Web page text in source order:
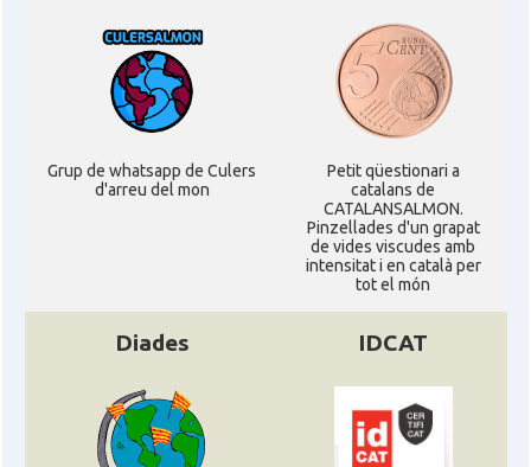
Grup de whatsapp de Culers
d'arreu del mon
Petit qüestionari a
catalans de
CATALANSALMON.
Pinzellades d'un grapat
de vides viscudes amb
intensitat i en català per
tot el món
Diades IDCAT